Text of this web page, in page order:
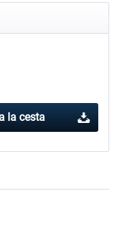
Airport Berlin
la cesta